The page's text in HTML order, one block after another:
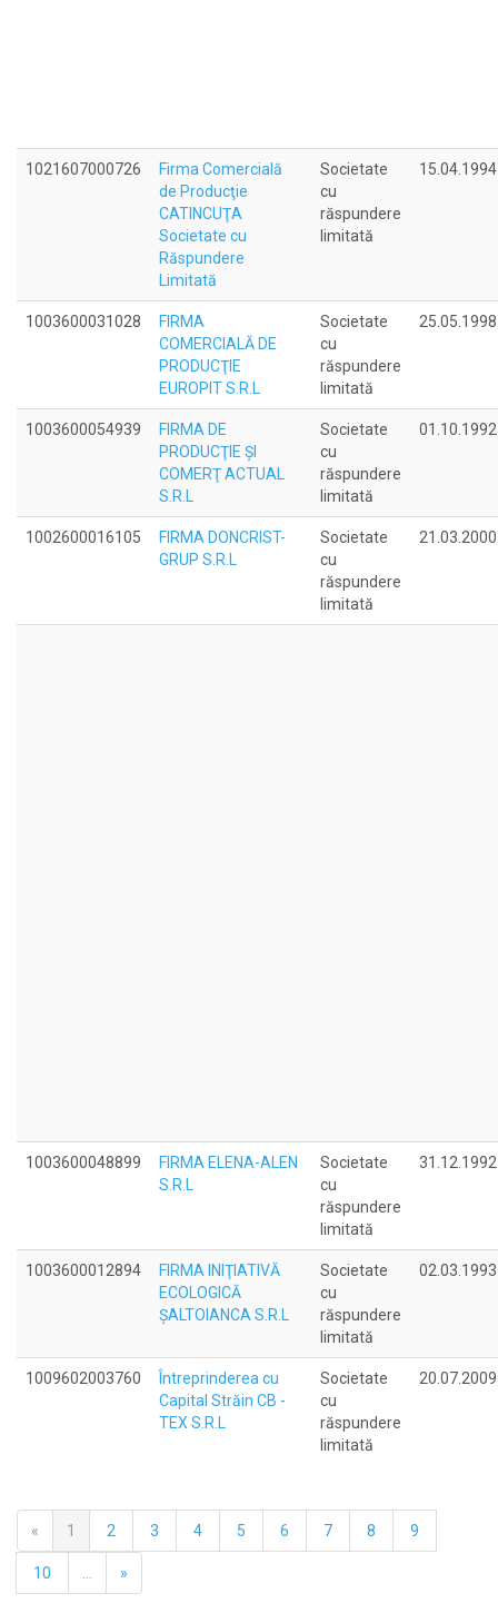
1021607000726
Firma Comercială
de Producţie
CATINCUŢA
Societate cu
Răspundere
Limitată
Societate
cu
răspundere
limitată
15.04.1994
1003600031028
FIRMA
COMERCIALĂ DE
PRODUCŢIE
EUROPIT S.R.L
Societate
cu
răspundere
limitată
25.05.1998
1003600054939
FIRMA DE
PRODUCŢIE ŞI
COMERŢ ACTUAL
S.R.L
Societate
cu
răspundere
limitată
01.10.1992
1002600016105
FIRMA DONCRIST-
GRUP S.R.L
Societate
cu
răspundere
limitată
21.03.2000
1003600048899
FIRMA ELENA-ALEN
S.R.L
Societate
cu
răspundere
limitată
31.12.1992
1003600012894
FIRMA INIŢIATIVĂ
ECOLOGICĂ
ŞALTOIANCA S.R.L
Societate
cu
răspundere
limitată
02.03.1993
1009602003760
Întreprinderea cu
Capital Străin CB -
TEX S.R.L
Societate
cu
răspundere
limitată
20.07.2009
« 1 2 3 4 5 6 7 8 9
10 »